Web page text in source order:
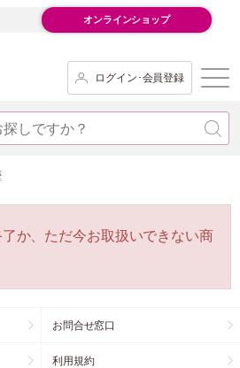
オンラインショップ
ログイン･会員登録
か、ただ今お取扱いできない商
お問合せ窓口
利用規約